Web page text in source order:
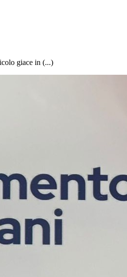
giace in (...)